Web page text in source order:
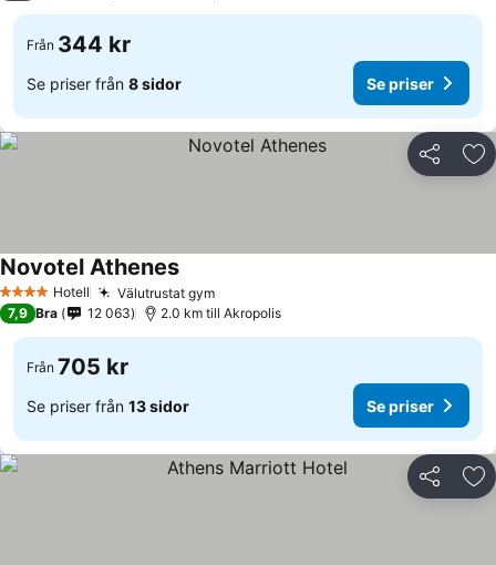
Från 344 kr
Se priser från 8 sidor Se priser
Dela
4 StjärnorHotell Välutrustat gym
Novotel Athenes
7,9 Bra 12 063 2.0 km till Akropolis
Från 705 kr
Se priser från 13 sidor Se priser
Dela